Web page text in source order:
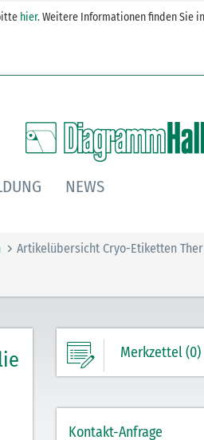
hier. Weitere Informationen finden Sie
NEWS
Artikelübersicht Cryo-Etiketten
Merkzettel (0)
Einträge.
Kontakt-Anfrage